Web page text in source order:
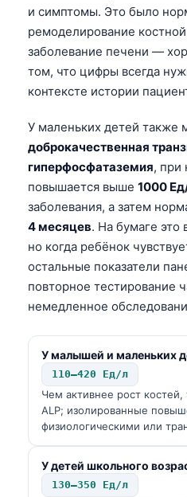
и симптомы. Это было
ремоделирование
заболевание печени —
том, что цифры всегда
контексте истории
У маленьких детей также
доброкачественная
гиперфосфатаземия, при
повышается выше 1000
заболевания, а затем
4 месяцев. На бумаге это
но когда ребёнок
остальные показатели
повторное тестирование
немедленное
У малышей и маленьких
110–420 Ед/л
Чем активнее рост
ALP; изолированные
физиологическими или
У детей школьного
130–350 Ед/л